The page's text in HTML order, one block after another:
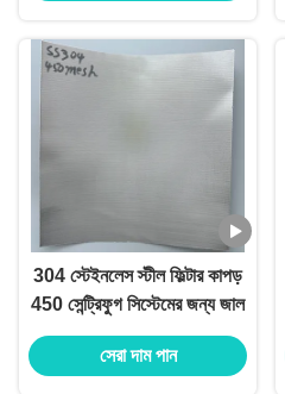
304 স্টেইনলেস স্টীল ফিল্টার কাপড়
450 সেন্ট্রিফুগ সিস্টেমের জন্য জাল
সেরা দাম পান